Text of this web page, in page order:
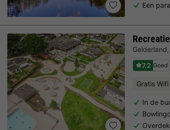
Een
Gelderland,
7.2 Goed
Gratis
In de